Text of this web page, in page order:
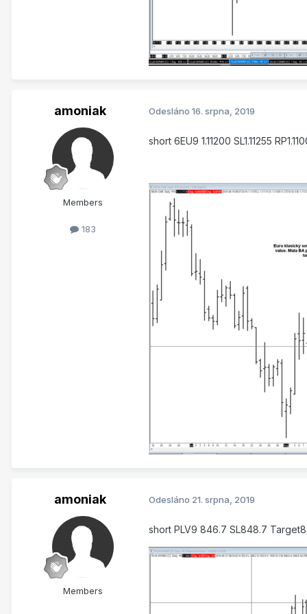
amoniak
Members
183
Odesláno 16. srpna, 2019
short 6EU9 1.11200 SL1.11255
amoniak
Members
Odesláno 21. srpna, 2019
short PLV9 846.7 SL848.7